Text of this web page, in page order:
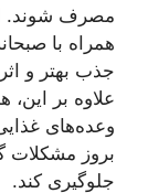
مصرف شوند.
همراه با
جذب بهتر و
علاوه بر
وعده‌های
بروز مشکلات
جلوگیری کند.